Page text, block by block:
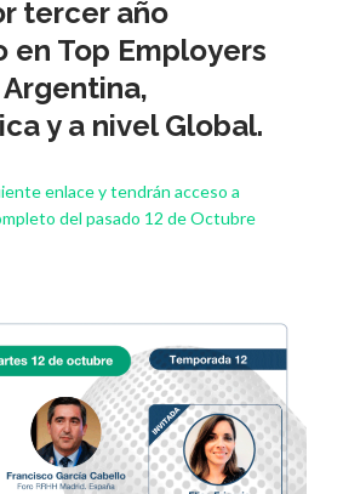
tercer año
en Top Employers
y a nivel Global.
enlace y tendrán acceso a
del pasado 12 de Octubre